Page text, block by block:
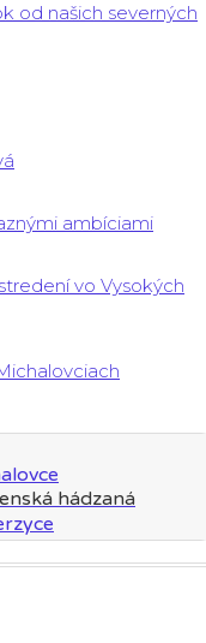
od našich severných
ambíciami
vo Vysokých